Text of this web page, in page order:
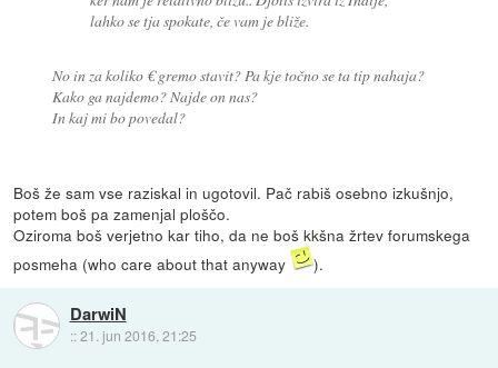
lahko se tja spokate, če vam je bliže.
No in za koliko € gremo stavit? Pa kje točno se ta tip nahaja?
Kako ga najdemo? Najde on nas?
In kaj mi bo povedal?
Boš že sam vse raziskal in ugotovil. Pač rabiš osebno izkušnjo,
potem boš pa zamenjal ploščo.
Oziroma boš verjetno kar tiho, da ne boš kkšna žrtev forumskega
posmeha (who care about that anyway
).
DarwiN
::21. jun 2016, 21:25